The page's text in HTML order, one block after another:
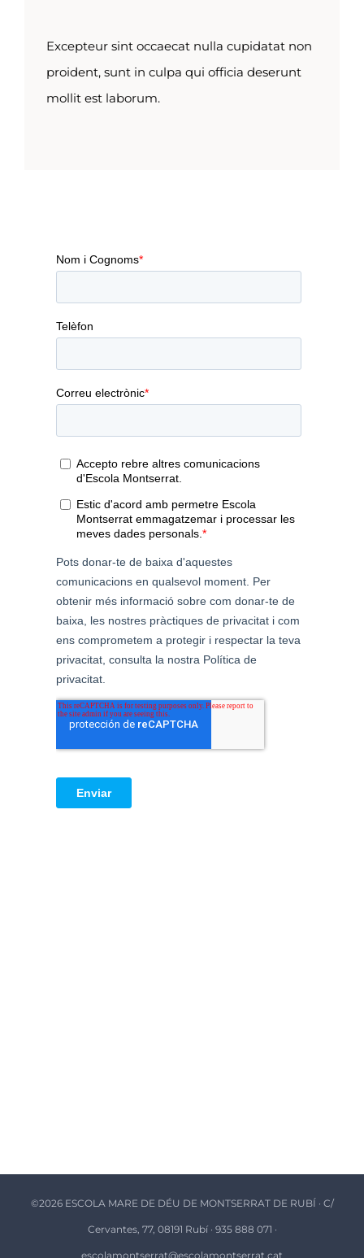
Excepteur sint occaecat nulla cupidatat non
proident, sunt in culpa qui officia deserunt
mollit est laborum.
©2026 ESCOLA MARE DE DÉU DE MONTSERRAT DE RUBÍ · C/
Cervantes, 77, 08191 Rubí · 935 888 071 ·
escolamontserrat@escolamontserrat.cat